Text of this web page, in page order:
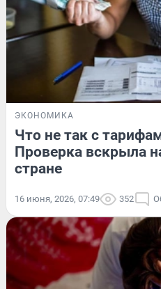
ЭКОНОМИКА
Что не так с
Проверка вскрыла
стране
16 июня, 2026, 07:49 352